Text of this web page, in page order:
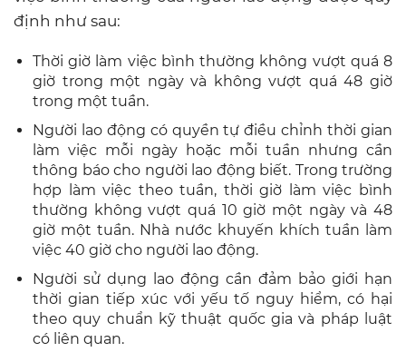
định như sau:
Thời giờ làm việc bình thường không vượt quá 8
giờ trong một ngày và không vượt quá 48 giờ
trong một tuần.
Người lao động có quyền tự điều chỉnh thời gian
làm việc mỗi ngày hoặc mỗi tuần nhưng cần
thông báo cho người lao động biết. Trong trường
hợp làm việc theo tuần, thời giờ làm việc bình
thường không vượt quá 10 giờ một ngày và 48
giờ một tuần. Nhà nước khuyến khích tuần làm
việc 40 giờ cho người lao động.
Người sử dụng lao động cần đảm bảo giới hạn
thời gian tiếp xúc với yếu tố nguy hiểm, có hại
theo quy chuẩn kỹ thuật quốc gia và pháp luật
có liên quan.